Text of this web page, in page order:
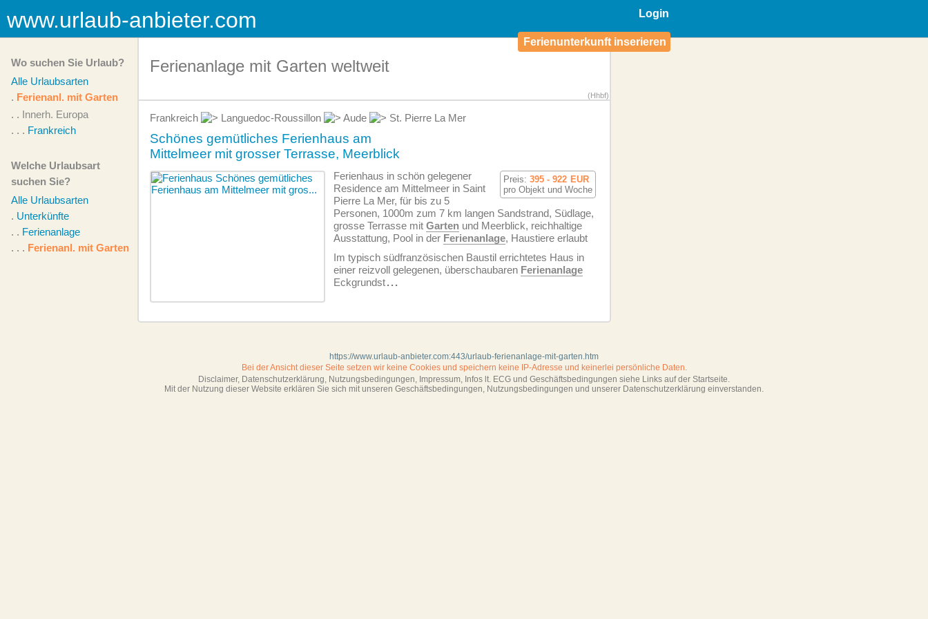
Login
Ferienunterkunft inserieren
www.urlaub-anbieter.com
Wo suchen Sie Urlaub?
Alle Urlaubsarten
. Ferienanl. mit Garten
. . Innerh. Europa
. . . Frankreich
Welche Urlaubsart
suchen Sie?
Alle Urlaubsarten
. Unterkünfte
. . Ferienanlage
. . . Ferienanl. mit Garten
Ferienanlage mit Garten weltweit
(Hhbf)
Frankreich Languedoc-Roussillon Aude St. Pierre La Mer
Schönes gemütliches Ferienhaus am
Mittelmeer mit grosser Terrasse, Meerblick
Preis: 395 - 922 EUR
pro Objekt und Woche
Ferienhaus in schön gelegener
Residence am Mittelmeer in Saint
Pierre La Mer, für bis zu 5
Personen, 1000m zum 7 km langen Sandstrand, Südlage,
grosse Terrasse mit Garten und Meerblick, reichhaltige
Ausstattung, Pool in der Ferienanlage, Haustiere erlaubt
Im typisch südfranzösischen Baustil errichtetes Haus in
einer reizvoll gelegenen, überschaubaren Ferienanlage
Eckgrundst...
https://www.urlaub-anbieter.com:443/urlaub-ferienanlage-mit-garten.htm
Bei der Ansicht dieser Seite setzen wir keine Cookies und speichern keine IP-Adresse und keinerlei persönliche Daten.
Disclaimer, Datenschutzerklärung, Nutzungsbedingungen, Impressum, Infos lt. ECG und Geschäftsbedingungen siehe Links auf der Startseite.
Mit der Nutzung dieser Website erklären Sie sich mit unseren Geschäftsbedin­gungen, Nutzungsbedingungen und unserer Datenschutzerklärung einverstanden.